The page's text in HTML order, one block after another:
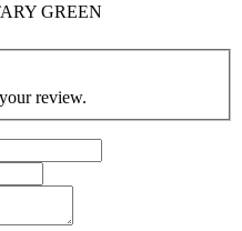
GREEN
review.